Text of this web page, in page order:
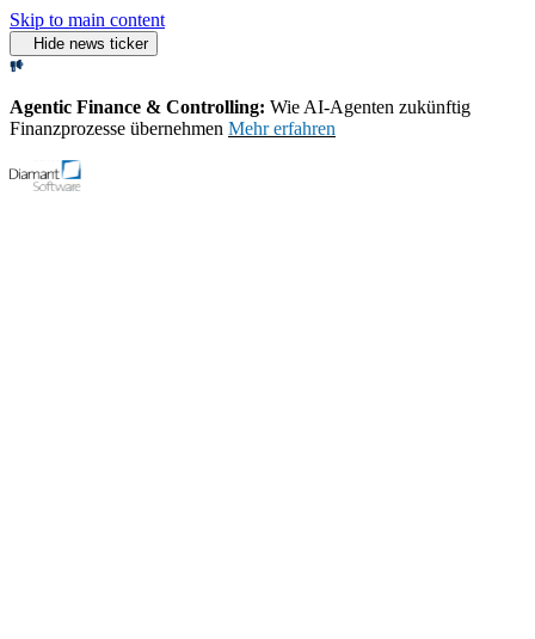
Skip to main content
Hide news ticker
Agentic Finance & Controlling: Wie AI‑Agenten zukünftig
Finanzprozesse übernehmen Mehr erfahren